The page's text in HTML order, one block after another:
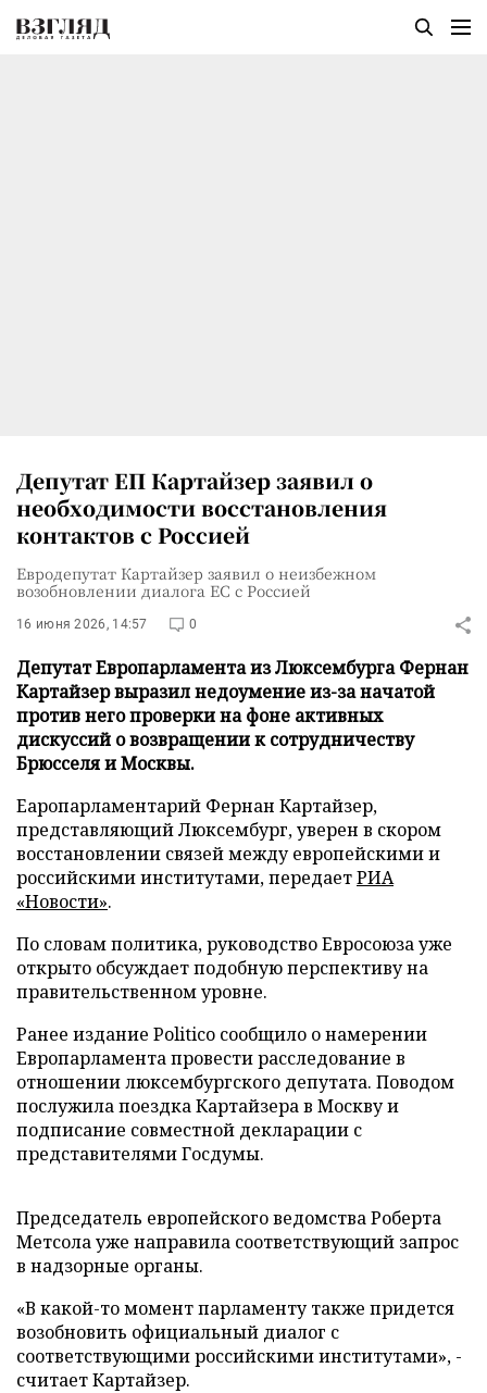
Депутат ЕП Картайзер заявил о
необходимости восстановления
контактов с Россией
Евродепутат Картайзер заявил о неизбежном
возобновлении диалога ЕС с Россией
16 июня 2026, 14:57 0
Депутат Европарламента из Люксембурга Фернан
Картайзер выразил недоумение из-за начатой
против него проверки на фоне активных
дискуссий о возвращении к сотрудничеству
Брюсселя и Москвы.
Еаропарламентарий Фернан Картайзер,
представляющий Люксембург, уверен в скором
восстановлении связей между европейскими и
российскими институтами, передаетРИА
«Новости».
По словам политика, руководство Евросоюза уже
открыто обсуждает подобную перспективу на
правительственном уровне.
Ранее издание Politico сообщило о намерении
Европарламента провести расследование в
отношении люксембургского депутата. Поводом
послужила поездка Картайзера в Москву и
подписание совместной декларации с
представителями Госдумы.
Председатель европейского ведомства Роберта
Метсола уже направила соответствующий запрос
в надзорные органы.
«В какой-то момент парламенту также придется
возобновить официальный диалог с
соответствующими российскими институтами», -
считает Картайзер.